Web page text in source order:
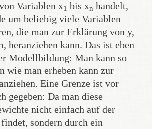
Variablen x1 bis xn handelt,
um beliebig viele Variablen
die man zur Erklärung von y,
heranziehen kann. Das ist eben
Modellbildung: Man kann so
wie man erheben kann zur
Eine Grenze ist vor
gegeben: Da man diese
nicht einfach auf der
sondern durch ein